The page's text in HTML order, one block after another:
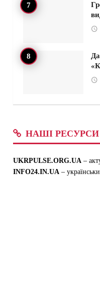
НАШІ РЕСУРСИ
UKRPULSE.ORG.UA –
INFO24.IN.UA –